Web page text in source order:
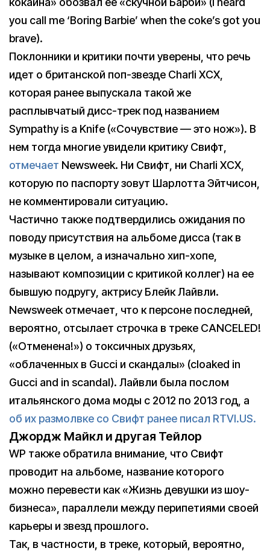
you call me ‘Boring Barbie’ when the coke’s got you
brave).
Поклонники и критики почти уверены, что речь
идет о британской поп-звезде Charli XCX,
которая ранее выпускала такой же
расплывчатый дисс-трек под названием
Sympathy is a Knife («Сочувствие — это нож»). В
нем тогда многие увидели критику Свифт,
отмечает Newsweek. Ни Свифт, ни Сharli XCX,
которую по паспорту зовут Шарлотта Эйтчисон,
не комментировали ситуацию.
Частично также подтвердились ожидания по
поводу присутствия на альбоме дисса (так в
музыке в целом, а изначально хип-хопе,
называют композиции с критикой коллег) на ее
бывшую подругу, актрису Блейк Лайвли.
Newsweek отмечает, что к персоне последней,
вероятно, отсылает строчка в треке CANCELED!
(«Отменена!») о токсичных друзьях,
«облаченных в Gucci и скандалы» (cloaked in
Gucci and in scandal). Лайвли была послом
итальянского дома моды с 2012 по 2013 год, а
об их размолвке со Свифт ранее писал RTVI.US.
Джордж Майкл и другая Тейлор
WP также обратила внимание, что Свифт
проводит на альбоме, название которого
можно перевести как «Жизнь девушки из шоу-
бизнеса», параллели между перипетиями своей
карьеры и звезд прошлого.
Так, в частности, в треке, который, вероятно,